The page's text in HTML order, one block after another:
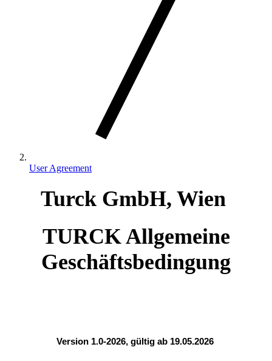
User Agreement
Turck GmbH, Wien
TURCK Allgemeine
Geschäftsbedingung
Version 1.0-2026, gültig ab 19.05.2026